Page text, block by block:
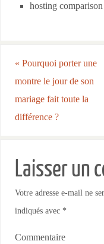
hosting
« Pourquoi porter une
montre le jour de son
mariage fait toute la
différence ?
Laisser un
Votre adresse e-mail ne
indiqués avec *
Commentaire